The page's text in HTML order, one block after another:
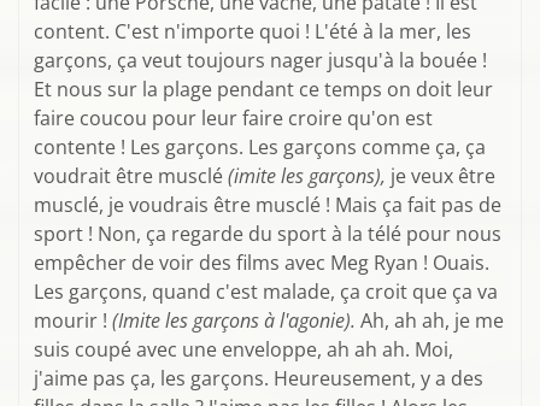
content. C'est n'importe quoi ! L'été à la mer, les
garçons, ça veut toujours nager jusqu'à la bouée !
Et nous sur la plage pendant ce temps on doit leur
faire coucou pour leur faire croire qu'on est
contente ! Les garçons. Les garçons comme ça, ça
voudrait être musclé(imite les garçons), je veux être
musclé, je voudrais être musclé ! Mais ça fait pas de
sport ! Non, ça regarde du sport à la télé pour nous
empêcher de voir des films avec Meg Ryan ! Ouais.
Les garçons, quand c'est malade, ça croit que ça va
mourir ! (Imite les garçons à l'agonie). Ah, ah ah, je me
suis coupé avec une enveloppe, ah ah ah. Moi,
j'aime pas ça, les garçons. Heureusement, y a des